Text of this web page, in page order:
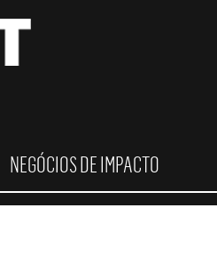
NEGÓCIOS DE IMPACTO